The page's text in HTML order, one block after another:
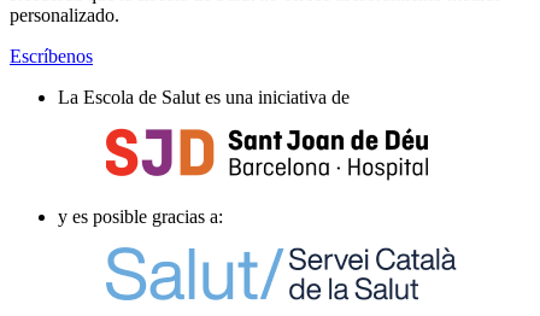
personalizado.
Escríbenos
La Escola de Salut es una iniciativa de
y es posible gracias a: